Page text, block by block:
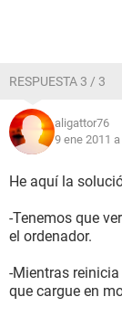
RESPUESTA 3 / 3
aligattor76
9 ene 2011
He aquí la
-Tenemos que
el ordenador.
-Mientras
que cargue en